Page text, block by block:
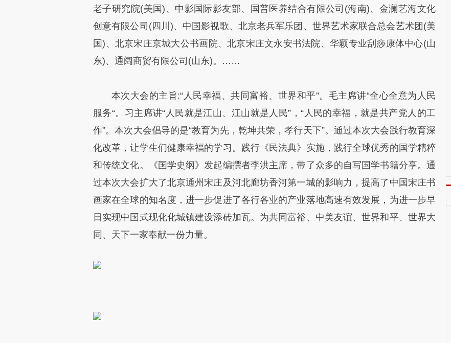
老子研究院(美国)、中影国际影友部、国普医养结合有限公司(海南)、金澜艺海文化
创意有限公司(四川)、中国影视歌、北京老兵军乐团、世界艺术家联合总会艺术团(美
国)、北京宋庄京城大公书画院、北京宋庄文永安书法院、华颖专业刮痧康体中心(山
东)、通阔商贸有限公司(山东)。……
本次大会的主旨:“人民幸福、共同富裕、世界和平”。毛主席讲“全心全意为人民
服务“。习主席讲“人民就是江山、江山就是人民”，“人民的幸福，就是共产党人的工
作”。本次大会倡导的是“教育为先，乾坤共荣，孝行天下”。通过本次大会践行教育深
化改革，让学生们健康幸福的学习。践行《民法典》实施，践行全球优秀的国学精粹
和传统文化。《国学史纲》发起编撰者李洪主席，带了众多的自写国学书籍分享。通
过本次大会扩大了北京通州宋庄及河北廊坊香河第一城的影响力，提高了中国宋庄书
画家在全球的知名度，进一步促进了各行各业的产业落地高速有效发展，为进一步早
日实现中国式现化化城镇建设添砖加瓦。为共同富裕、中美友谊、世界和平、世界大
同、天下一家奉献一份力量。